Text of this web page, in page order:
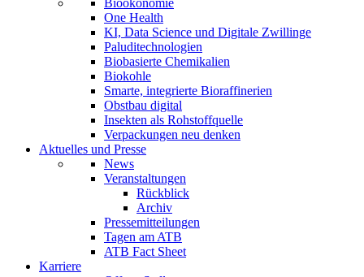
Bioökonomie
One Health
KI, Data Science und Digitale Zwillinge
Paluditechnologien
Biobasierte Chemikalien
Biokohle
Smarte, integrierte Bioraffinerien
Obstbau digital
Insekten als Rohstoffquelle
Verpackungen neu denken
Aktuelles und Presse
News
Veranstaltungen
Rückblick
Archiv
Pressemitteilungen
Tagen am ATB
ATB Fact Sheet
Karriere